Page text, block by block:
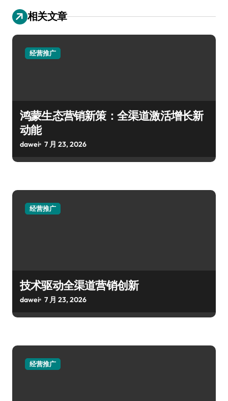
相关文章
经营推广
鸿蒙生态营销新策：全渠道激活增长新
动能
dawei 7 月 23, 2026
经营推广
技术驱动全渠道营销创新
dawei 7 月 23, 2026
经营推广